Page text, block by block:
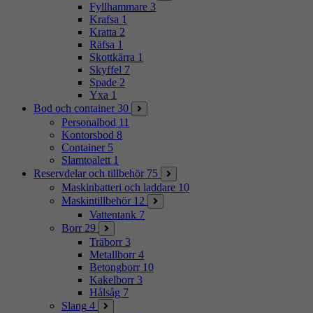
Fyllhammare 3
Krafsa 1
Kratta 2
Räfsa 1
Skottkärra 1
Skyffel 7
Spade 2
Yxa 1
Bod och container 30
Personalbod 11
Kontorsbod 8
Container 5
Slamtoalett 1
Reservdelar och tillbehör 75
Maskinbatteri och laddare 10
Maskintillbehör 12
Vattentank 7
Borr 29
Träborr 3
Metallborr 4
Betongborr 10
Kakelborr 3
Hålsåg 7
Slang 4